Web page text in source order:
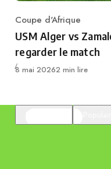
Category
Coupe d'Afrique
USM Alger vs
regarder le match
Publié
8 mai 20262 min lire